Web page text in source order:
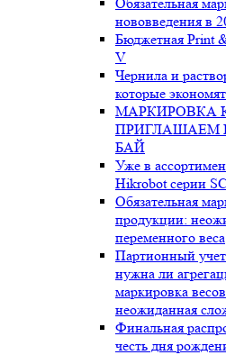
нововведения в
Бюджетная Print
V
Чернила и
которые
МАРКИРОВКА
ПРИГЛАШАЕМ
БАЙ
Уже в
Hikrobot серии
Обязательная
продукции:
переменного веса
Партионный
нужна ли
маркировка
неожиданная
Финальная
честь дня